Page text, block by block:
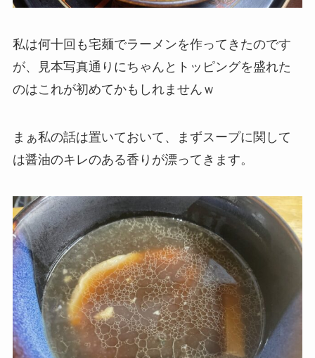
私は何十回も宅麺でラーメンを作ってきたのです
が、見本写真通りにちゃんとトッピングを盛れた
のはこれが初めてかもしれませんｗ
まぁ私の話は置いておいて、まずスープに関して
は醤油のキレのある香りが漂ってきます。